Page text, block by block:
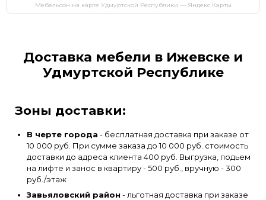
Мебельсон на карте Удмуртской Республики — Яндекс Карты
Доставка мебели в Ижевске и
Удмуртской Республике
Зоны доставки:
В черте города - бесплатная доставка при заказе от
10 000 руб. При сумме заказа до 10 000 руб. стоимость
доставки до адреса клиента 400 руб. Выгрузка, подьем
на лифте и занос в квартиру - 500 руб., вручную - 300
руб./этаж
Завьяловский район - льготная доставка при заказе